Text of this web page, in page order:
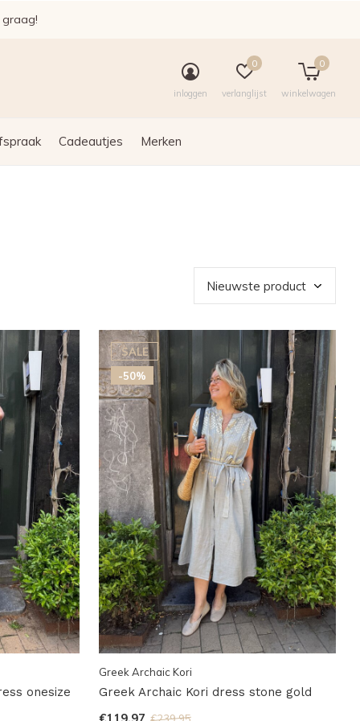
Cadeautjes Merken
inloggen verlanglijst
0
winkelwagen
0
graag!
onesize
SALE
-50%
Greek Archaic Kori
Greek Archaic Kori dress stone gold
€239,95